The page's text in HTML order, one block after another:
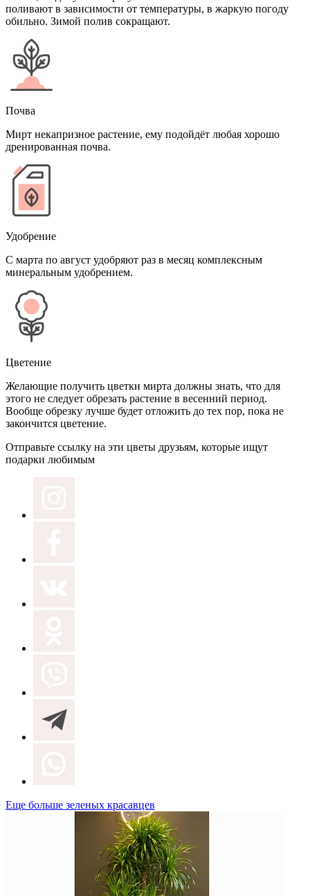
поливают в зависимости от температуры, в жаркую погоду
обильно. Зимой полив сокращают.
Почва
Мирт некапризное растение, ему подойдёт любая хорошо
дренированная почва.
Удобрение
С марта по август удобряют раз в месяц комплексным
минеральным удобрением.
Цветение
Желающие получить цветки мирта должны знать, что для
этого не следует обрезать растение в весенний период.
Вообще обрезку лучше будет отложить до тех пор, пока не
закончится цветение.
Отправьте ссылку на эти цветы друзьям, которые ищут
подарки любимым
Еще больше зеленых красавцев